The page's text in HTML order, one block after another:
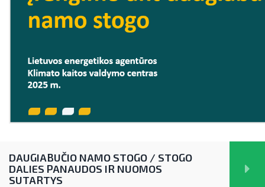
DAUGIABUČIO NAMO STOGO / STOGO
DALIES PANAUDOS IR NUOMOS
SUTARTYS